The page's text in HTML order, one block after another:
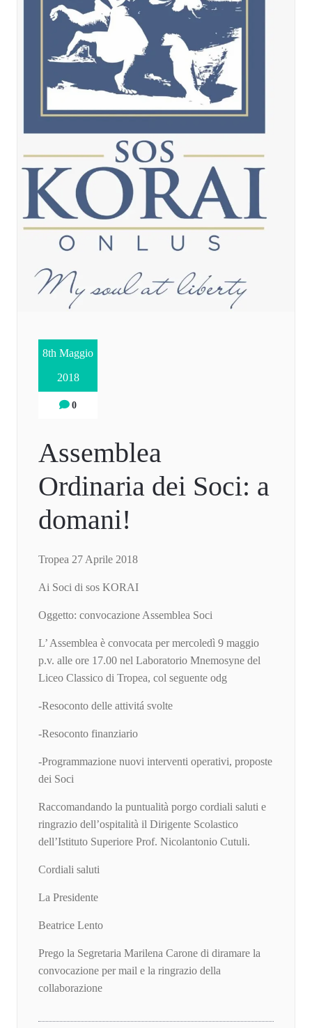
8th Maggio
2018
0
Assemblea
Ordinaria dei Soci: a
domani!
Tropea 27 Aprile 2018
Ai Soci di sos KORAI
Oggetto: convocazione Assemblea Soci
L’ Assemblea è convocata per mercoledì 9 maggio
p.v. alle ore 17.00 nel Laboratorio Mnemosyne del
Liceo Classico di Tropea, col seguente odg
-Resoconto delle attivitá svolte
-Resoconto finanziario
-Programmazione nuovi interventi operativi, proposte
dei Soci
Raccomandando la puntualità porgo cordiali saluti e
ringrazio dell’ospitalità il Dirigente Scolastico
dell’Istituto Superiore Prof. Nicolantonio Cutuli.
Cordiali saluti
La Presidente
Beatrice Lento
Prego la Segretaria Marilena Carone di diramare la
convocazione per mail e la ringrazio della
collaborazione